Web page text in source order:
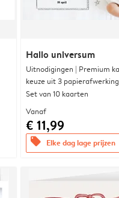
Hallo universum
Uitnodigingen | Premium
keuze uit 3
Set van 10 kaarten
Vanaf
€ 11,99
offers Elke dag lage prijzen